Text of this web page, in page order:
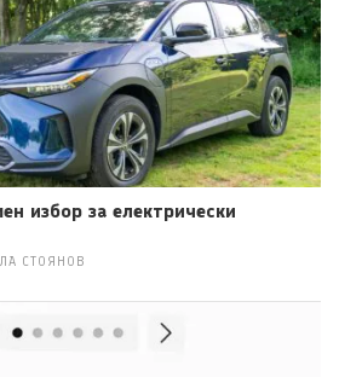
избор за електрически
СТОЯНОВ